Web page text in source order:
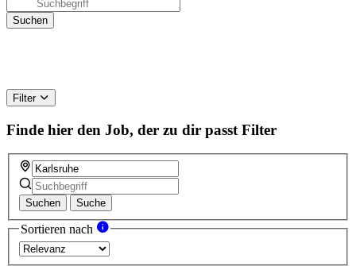
Filter
Finde hier den Job, der zu dir passt Filter
Suchen Suche
Sortieren nach